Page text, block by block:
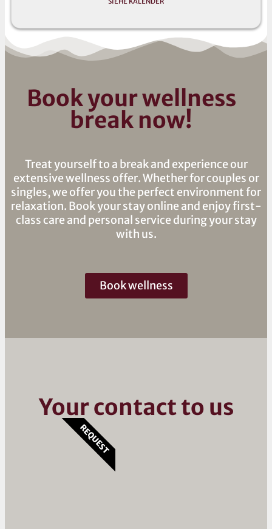
Book your wellness
break now!
Treat yourself to a break and experience our
extensive wellness offer. Whether for couples or
singles, we offer you the perfect environment for
relaxation. Book your stay online and enjoy first-
class care and personal service during your stay
with us.
Book wellness
Your contact to us
REQUEST